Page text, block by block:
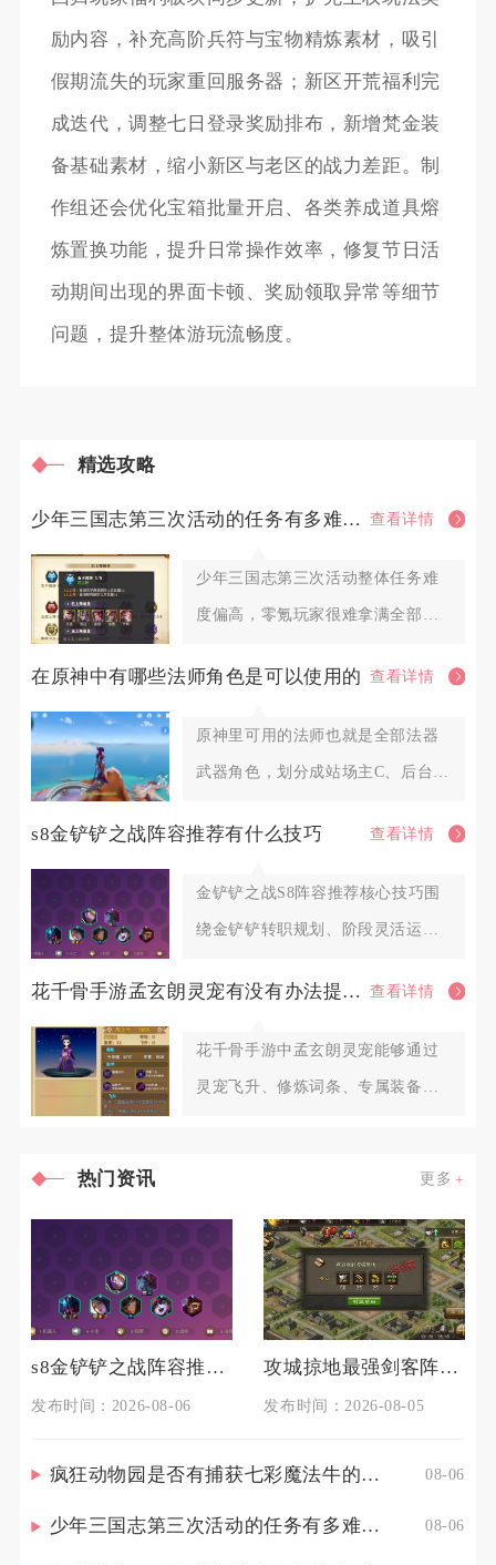
励内容，补充高阶兵符与宝物精炼素材，吸引
假期流失的玩家重回服务器；新区开荒福利完
成迭代，调整七日登录奖励排布，新增梵金装
备基础素材，缩小新区与老区的战力差距。制
作组还会优化宝箱批量开启、各类养成道具熔
炼置换功能，提升日常操作效率，修复节日活
动期间出现的界面卡顿、奖励领取异常等细节
问题，提升整体游玩流畅度。
精选攻略
少年三国志第三次活动的任务有多难完成 查看详情
少年三国志第三次活动整体任务难
度偏高，零氪玩家很难拿满全部档
在原神中有哪些法师角色是可以使用的 查看详情
原神里可用的法师也就是全部法器
武器角色，划分成站场主C、后台副
s8金铲铲之战阵容推荐有什么技巧 查看详情
金铲铲之战S8阵容推荐核心技巧围
绕金铲铲转职规划、阶段灵活运
花千骨手游孟玄朗灵宠有没有办法提高其出战的生存能力 查看详情
花千骨手游中孟玄朗灵宠能够通过
灵宠飞升、修炼词条、专属装备洗
热门资讯 更多
s8金铲铲之战阵容推荐有什么技巧
发布时间：2026-08-06
攻城掠地最强剑客阵容中有哪些隐秘玩法
发布时间：2026-08-05
疯狂动物园是否有捕获七彩魔法牛的技巧 08-06
少年三国志第三次活动的任务有多难完成 08-06